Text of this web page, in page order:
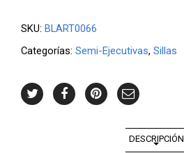
SKU: BLART0066
Categorías: Semi-Ejecutivas, Sillas
DESCRIPCIÓN